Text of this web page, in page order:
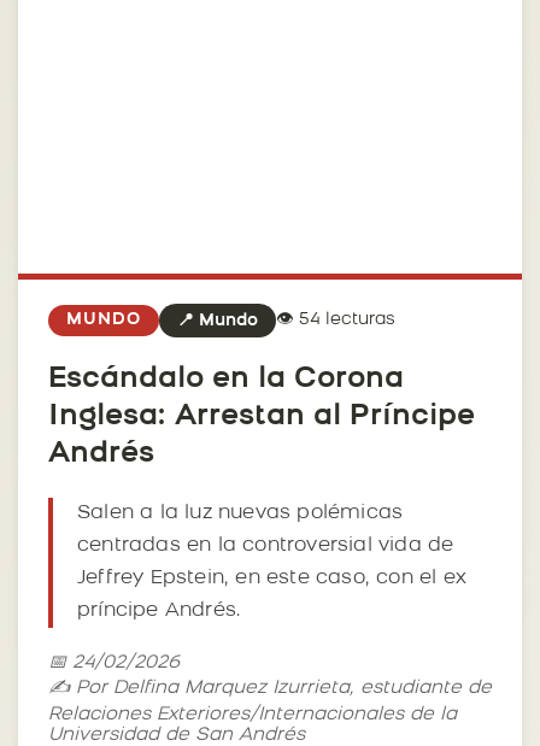
MUNDO 📍 Mundo 👁️ 54 lecturas
Escándalo en la Corona
Inglesa: Arrestan al Príncipe
Andrés
Salen a la luz nuevas polémicas
centradas en la controversial vida de
Jeffrey Epstein, en este caso, con el ex
príncipe Andrés.
📅 24/02/2026
✍️ Por Delfina Marquez Izurrieta, estudiante de
Relaciones Exteriores/Internacionales de la
Universidad de San Andrés